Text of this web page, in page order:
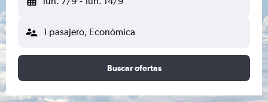
1 pasajero, Económica
Buscar ofertas